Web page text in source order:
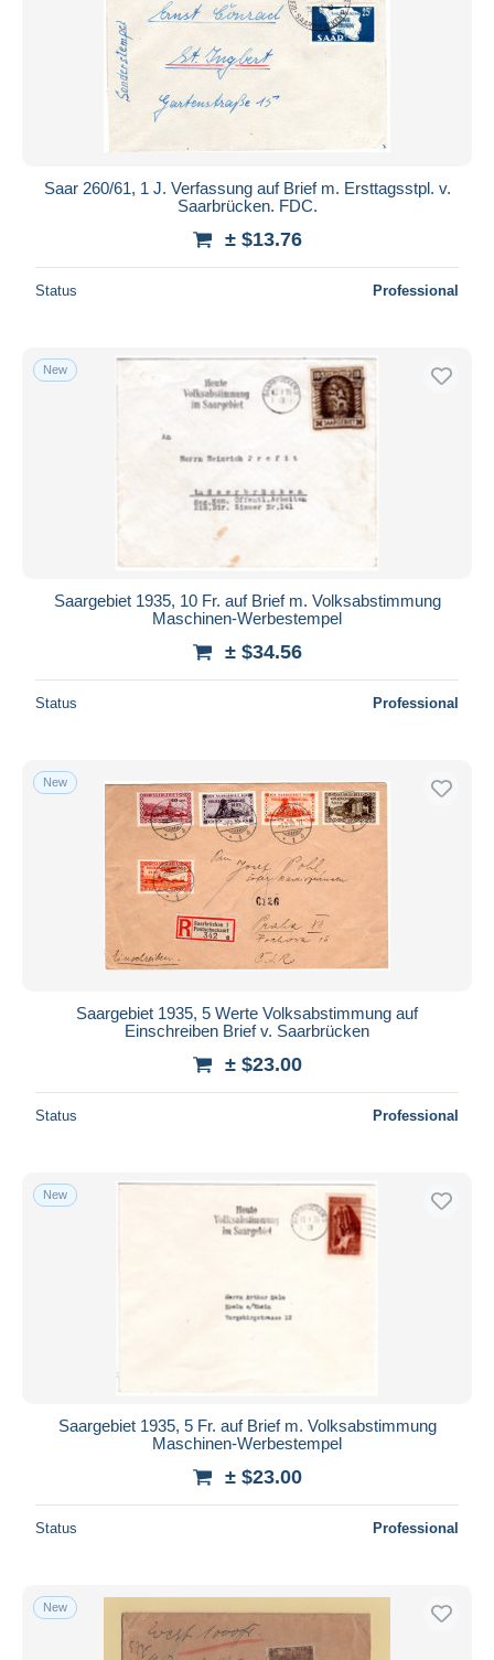
Saar 260/61, 1 J. Verfassung auf Brief m. Ersttagsstpl. v.
Saarbrücken. FDC.
± $13.76
Status Professional
New
Saargebiet 1935, 10 Fr. auf Brief m. Volksabstimmung
Maschinen-Werbestempel
± $34.56
Status Professional
New
Saargebiet 1935, 5 Werte Volksabstimmung auf
Einschreiben Brief v. Saarbrücken
± $23.00
Status Professional
New
Saargebiet 1935, 5 Fr. auf Brief m. Volksabstimmung
Maschinen-Werbestempel
± $23.00
Status Professional
New